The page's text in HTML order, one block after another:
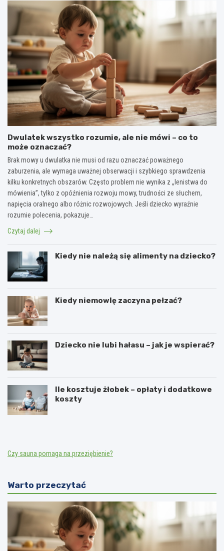
Dwulatek wszystko rozumie, ale nie mówi – co to
może oznaczać?
Brak mowy u dwulatka nie musi od razu oznaczać poważnego
zaburzenia, ale wymaga uważnej obserwacji i szybkiego sprawdzenia
kilku konkretnych obszarów. Często problem nie wynika z „lenistwa do
mówienia”, tylko z opóźnienia rozwoju mowy, trudności ze słuchem,
napięcia oralnego albo różnic rozwojowych. Jeśli dziecko wyraźnie
rozumie polecenia, pokazuje…
Czytaj dalej
Kiedy nie należą się alimenty na dziecko?
Kiedy niemowlę zaczyna pełzać?
Dziecko nie lubi hałasu – jak je wspierać?
Ile kosztuje żłobek – opłaty i dodatkowe
koszty
Czy sauna pomaga na przeziębienie?
Warto przeczytać